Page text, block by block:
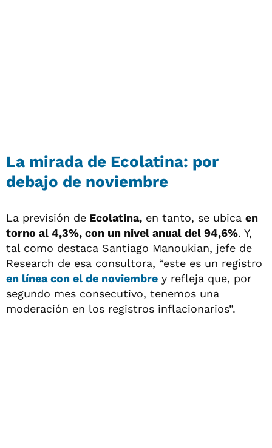
La mirada de Ecolatina: por
debajo de noviembre
La previsión de Ecolatina, en tanto, se ubica en
torno al 4,3%, con un nivel anual del 94,6%. Y,
tal como destaca Santiago Manoukian, jefe de
Research de esa consultora, “este es un registro
en línea con el de noviembre y refleja que, por
segundo mes consecutivo, tenemos una
moderación en los registros inflacionarios”.